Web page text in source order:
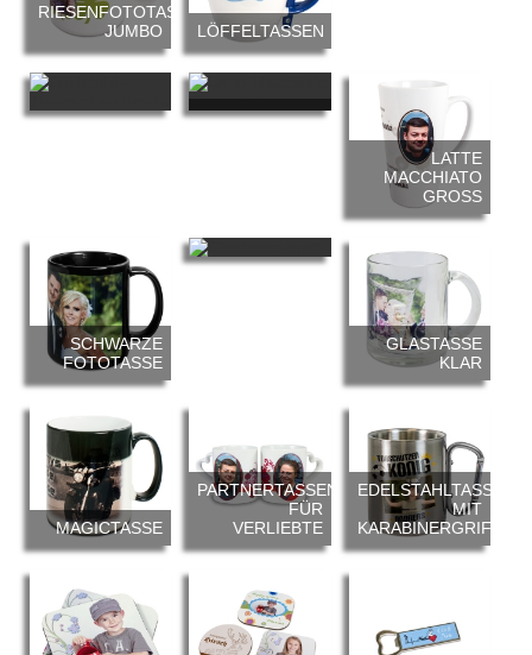
RIESENFOTOTASSE
JUMBO
LÖFFELTASSEN
LATTE
LATTE
MACCHIATO
GROSS
SCHWARZE
FOTOTASSE
GLASTASSE
KLAR
MAGICTASSE
PARTNERTASSEN
FÜR
VERLIEBTE
EDELSTAHLTASSE
MIT
KARABINERGRIFF